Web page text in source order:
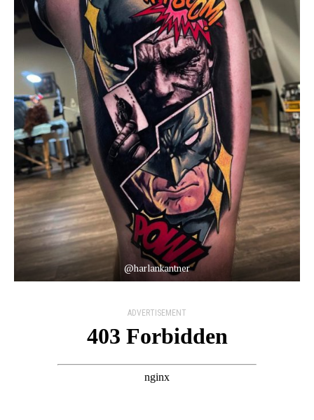
@harlankantner
ADVERTISEMENT